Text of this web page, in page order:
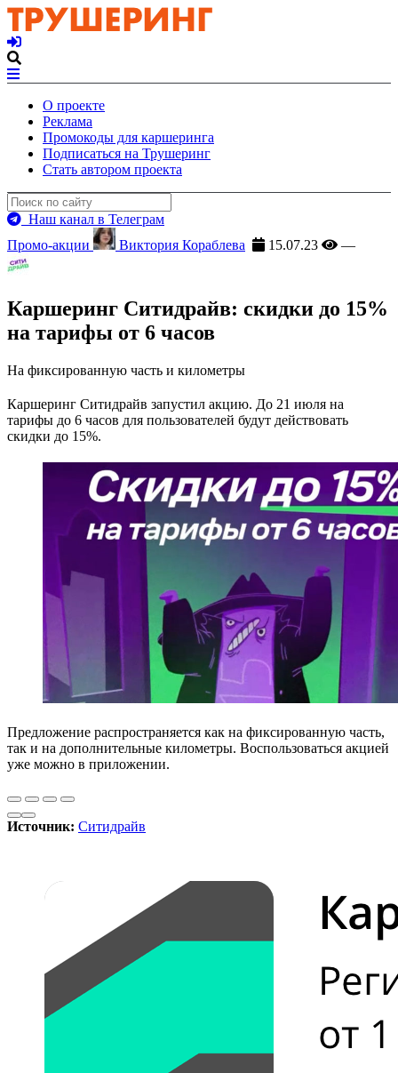
О проекте
Реклама
Промокоды для каршеринга
Подписаться на Трушеринг
Стать автором проекта
Наш канал в Телеграм
Промо-акции
Виктория Кораблева 15.07.23 —
Каршеринг Ситидрайв: скидки до 15%
на тарифы от 6 часов
На фиксированную часть и километры
Каршеринг Ситидрайв запустил акцию. До 21 июля на
тарифы до 6 часов для пользователей будут действовать
скидки до 15%.
Предложение распространяется как на фиксированную часть,
так и на дополнительные километры. Воспользоваться акцией
уже можно в приложении.
Источник: Ситидрайв